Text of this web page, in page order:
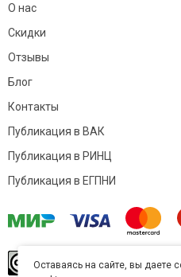
О нас
Скидки
Отзывы
Блог
Контакты
Публикация в ВАК
Публикация в РИНЦ
Публикация в ЕГПНИ
Оставаясь на сайте, вы даете